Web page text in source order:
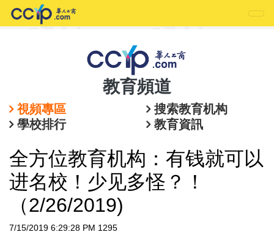
教育頻道
視頻專區
搜索教育机构
學校排行
教育資訊
全方位教育机构：有钱就可以
进名校！少见多怪？！
（2/26/2019)
7/15/2019 6:29:28 PM 1295